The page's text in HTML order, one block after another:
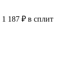
1 187 ₽ в сплит